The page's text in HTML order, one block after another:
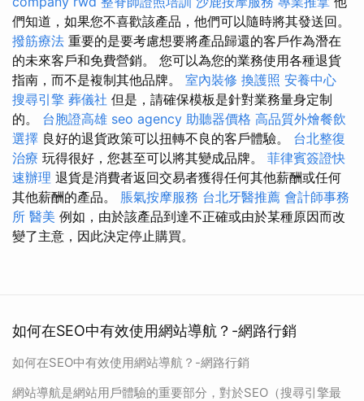
們知道，如果您不喜歡該產品，他們可以隨時將其發送回。
撥筋療法 重要的是要考慮想要將產品歸還的客戶作為潛在
的未來客戶和免費營銷。 您可以為您的業務使用各種退貨
指南，而不是複制其他品牌。 室內裝修 換護照 安養中心
搜尋引擎 葬儀社 但是，請確保模板是針對業務量身定制
的。 台胞證高雄 seo agency 助聽器價格 高品質外燴餐飲
選擇 良好的退貨政策可以扭轉不良的客戶體驗。 台北整復
治療 玩得很好，您甚至可以將其變成品牌。 菲律賓簽證快
速辦理 退貨是消費者返回交易者獲得任何其他薪酬或任何
其他薪酬的產品。 脹氣按摩服務 台北牙醫推薦 會計師事務
所 醫美 例如，由於該產品到達不正確或由於某種原因而改
變了主意，因此決定停止購買。
如何在SEO中有效使用網站導航？-網路行銷
如何在SEO中有效使用網站導航？-網路行銷
網站導航是網站用戶體驗的重要部分，對於SEO（搜尋引擎最